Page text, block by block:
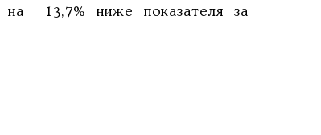
13,7% ниже показателя за